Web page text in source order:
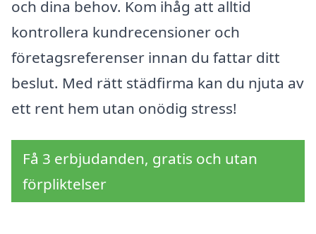
och dina behov. Kom ihåg att alltid
kontrollera kundrecensioner och
företagsreferenser innan du fattar ditt
beslut. Med rätt städfirma kan du njuta av
ett rent hem utan onödig stress!
Få 3 erbjudanden, gratis och utan
förpliktelser